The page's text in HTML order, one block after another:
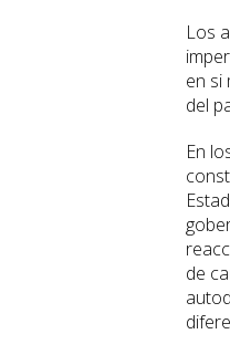
Los
en si
del
En
de